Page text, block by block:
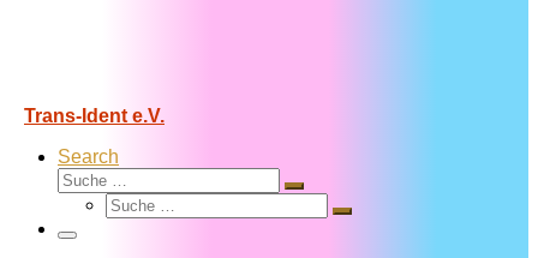
Trans-Ident e.V.
Search
Suche
Suche
Suche
Suche
Menü